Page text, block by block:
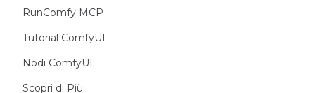
RunComfy MCP
Tutorial ComfyUI
Nodi ComfyUI
Scopri di Più